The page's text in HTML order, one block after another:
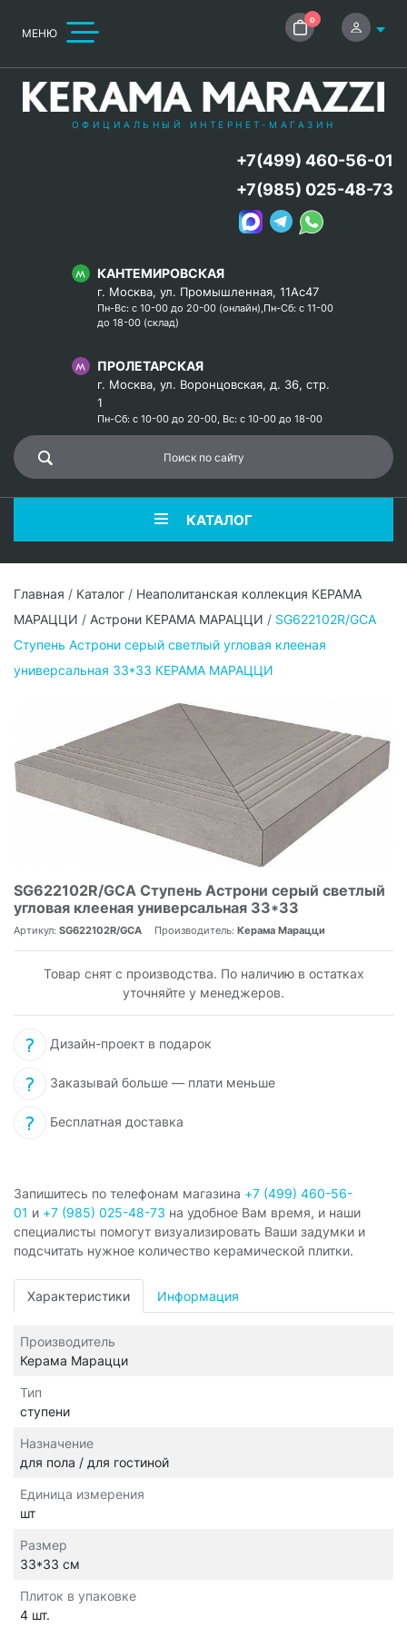
МЕНЮ
0
ОФИЦИАЛЬНЫЙ ИНТЕРНЕТ-МАГАЗИН
КАНТЕМИРОВСКАЯ
г. Москва, ул. Промышленная, 11Ас47
Пн-Вс: с 10-00 до 20-00 (онлайн),Пн-Сб: с 11-00
до 18-00 (склад)
ПРОЛЕТАРСКАЯ
г. Москва, ул. Воронцовская, д. 36, стр.
1
Пн-Сб: с 10-00 до 20-00, Вс: с 10-00 до 18-00
+7(499) 460-56-01
+7(985) 025-48-73
КАТАЛОГ
Главная / Каталог / Неаполитанская коллекция КЕРАМА
МАРАЦЦИ / Астрони КЕРАМА МАРАЦЦИ / SG622102R/GCA
Ступень Астрони серый светлый угловая клееная
универсальная 33*33 КЕРАМА МАРАЦЦИ
SG622102R/GCA Ступень Астрони серый светлый
угловая клееная универсальная 33*33
Артикул: SG622102R/GCA Производитель: Керама Марацци
Товар снят с производства. По наличию в остатках
уточняйте у менеджеров.
Дизайн-проект в подарок
Заказывай больше — плати меньше
Бесплатная доставка
Запишитесь по телефонам магазина +7 (499) 460-56-
01 и +7 (985) 025-48-73 на удобное Вам время, и наши
специалисты помогут визуализировать Ваши задумки и
подсчитать нужное количество керамической плитки.
Характеристики Информация
Производитель
Керама Марацци
Тип
ступени
Назначение
для пола / для гостиной
Единица измерения
шт
Размер
33*33 см
Плиток в упаковке
4 шт.